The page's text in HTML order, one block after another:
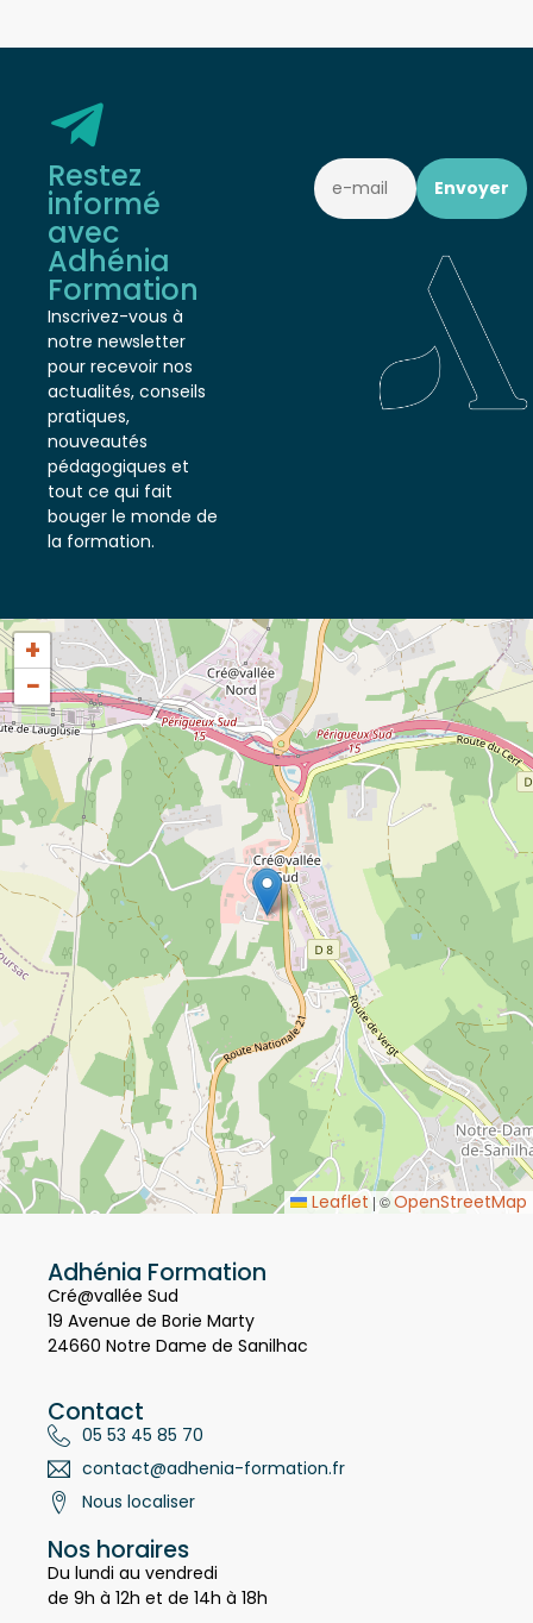
Restez
informé
avec
Adhénia
Formation
Inscrivez-vous à
notre newsletter
pour recevoir nos
actualités, conseils
pratiques,
nouveautés
pédagogiques et
tout ce qui fait
bouger le monde de
la formation.
+
−
Leaflet | © OpenStreetMap
Adhénia Formation
Cré@vallée Sud
19 Avenue de Borie Marty
24660 Notre Dame de Sanilhac
Contact
05 53 45 85 70
contact@adhenia-formation.fr
Nous localiser
Nos horaires
Du lundi au vendredi
de 9h à 12h et de 14h à 18h